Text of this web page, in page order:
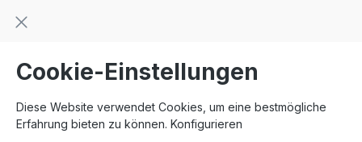
springen
Zahlung per Paypal
Cookie-Einstellungen
Diese Website verwendet Cookies, um eine bestmögliche
Erfahrung bieten zu können. Konfigurieren